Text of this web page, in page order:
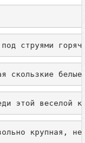
струями
скользкие
этой веселой
крупная,